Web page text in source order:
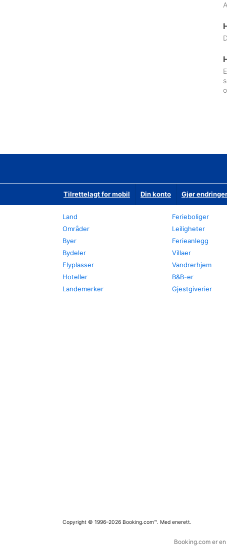
Tilrettelagt for mobil Din konto Gjør
Land
Områder
Byer
Bydeler
Flyplasser
Hoteller
Landemerker
Ferieboliger
Leiligheter
Ferieanlegg
Villaer
Vandrerhjem
B&B-er
Gjestgiverier
Copyright © 1996–2026 Booking.com™. Med enerett.
Booking.com er